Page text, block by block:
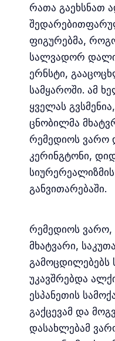
რათა გაეხსნათ
ფიგურებმა,
სალვადორ
ერნსტი,
სამყაროში. ამ
ყველას
ცნობილმა
რემედიოს
კერინგტონი,
განვითარებაში.
რემედიოს ვარო,
მხატვარი,
გამოცდილებებს
უკავშრებდა
ესპანეთის
გაქცევამ და
დასახლებამ